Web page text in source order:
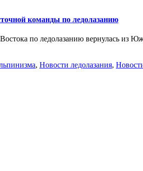
команды по ледолазанию
по ледолазанию вернулась из
, Новости ледолазания,